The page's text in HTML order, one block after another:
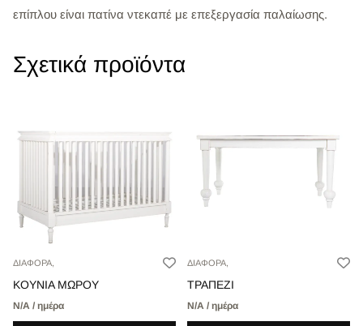
επίπλου είναι πατίνα ντεκαπέ με επεξεργασία παλαίωσης.
Σχετικά προϊόντα
ΔΙΑΦΟΡΑ,
ΚΟΥΝΙΑ ΜΩΡΟΥ
Ν/Α / ημέρα
ΔΙΑΦΟΡΑ,
ΤΡΑΠΕΖΙ
Ν/Α / ημέρα